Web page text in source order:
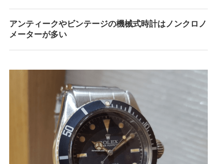
アンティークやビンテージの機械式時計はノンクロノ
メーターが多い